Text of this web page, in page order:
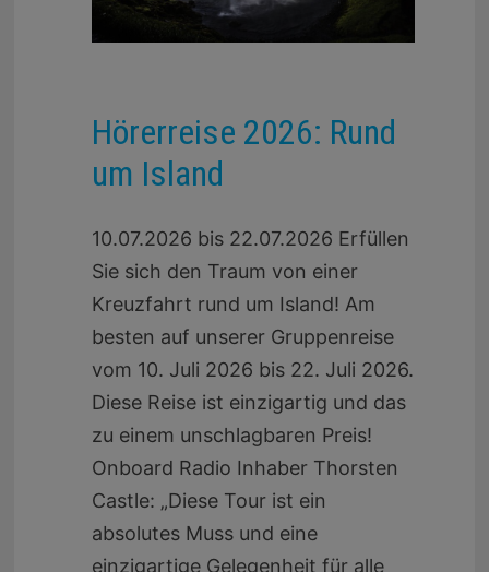
Hörerreise 2026: Rund
um Island
10.07.2026 bis 22.07.2026 Erfüllen
Sie sich den Traum von einer
Kreuzfahrt rund um Island! Am
besten auf unserer Gruppenreise
vom 10. Juli 2026 bis 22. Juli 2026.
Diese Reise ist einzigartig und das
zu einem unschlagbaren Preis!
Onboard Radio Inhaber Thorsten
Castle: „Diese Tour ist ein
absolutes Muss und eine
einzigartige Gelegenheit für alle